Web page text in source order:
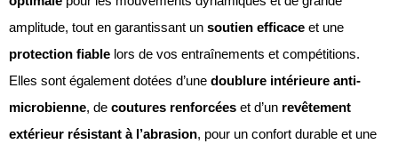
amplitude, tout en garantissant un soutien efficace et une
protection fiable lors de vos entraînements et compétitions.
Elles sont également dotées d’une doublure intérieure anti-
microbienne, de coutures renforcées et d’un revêtement
extérieur résistant à l’abrasion, pour un confort durable et une